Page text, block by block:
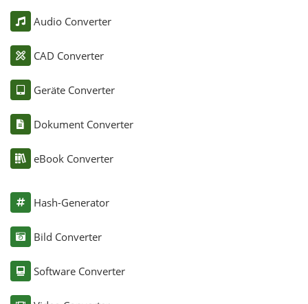
Audio Converter
CAD Converter
Geräte Converter
Dokument Converter
eBook Converter
Hash-Generator
Bild Converter
Software Converter